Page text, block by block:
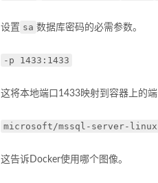
设置 sa 数据库密码的必需参数。
-p 1433:1433
这将本地端口1433映射到容器上的
microsoft/mssql-server-linux
这告诉Docker使用哪个图像。